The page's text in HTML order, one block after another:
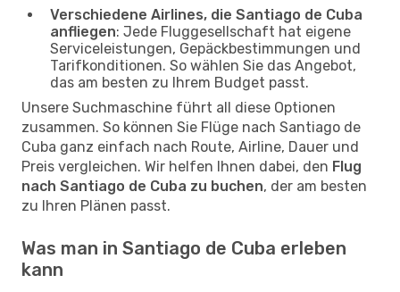
Verschiedene Airlines, die Santiago de Cuba
anfliegen: Jede Fluggesellschaft hat eigene
Serviceleistungen, Gepäckbestimmungen und
Tarifkonditionen. So wählen Sie das Angebot,
das am besten zu Ihrem Budget passt.
Unsere Suchmaschine führt all diese Optionen
zusammen. So können Sie Flüge nach Santiago de
Cuba ganz einfach nach Route, Airline, Dauer und
Preis vergleichen. Wir helfen Ihnen dabei, den Flug
nach Santiago de Cuba zu buchen, der am besten
zu Ihren Plänen passt.
Was man in Santiago de Cuba erleben
kann